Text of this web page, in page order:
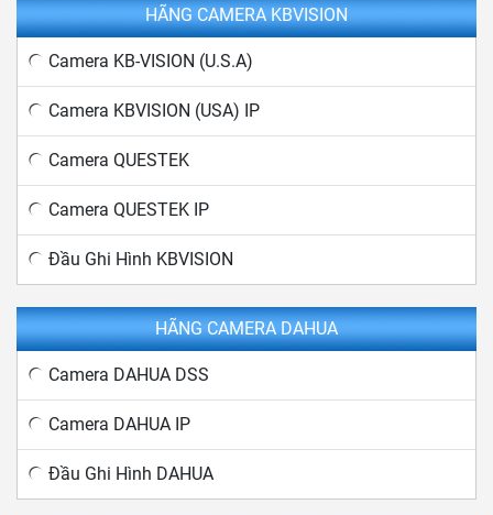
HÃNG CAMERA KBVISION
Camera KB-VISION (U.S.A)
Camera KBVISION (USA) IP
Camera QUESTEK
Camera QUESTEK IP
Đầu Ghi Hình KBVISION
HÃNG CAMERA DAHUA
Camera DAHUA DSS
Camera DAHUA IP
Đầu Ghi Hình DAHUA